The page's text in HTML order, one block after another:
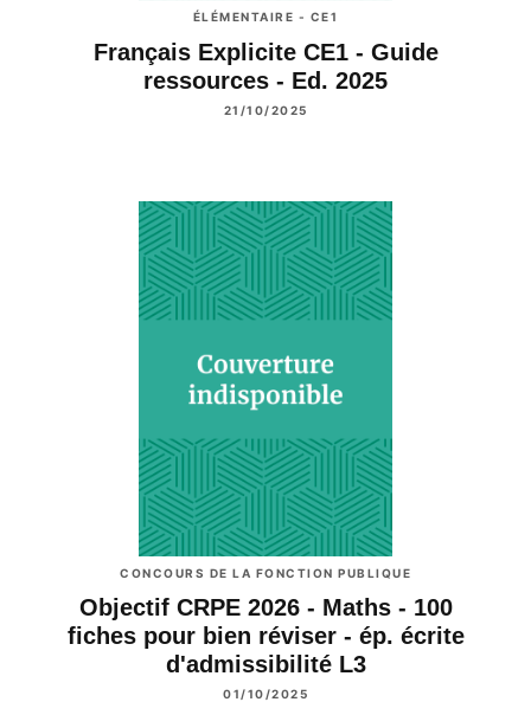
ÉLÉMENTAIRE - CE1
Français Explicite CE1 - Guide
ressources - Ed. 2025
21/10/2025
CONCOURS DE LA FONCTION PUBLIQUE
Objectif CRPE 2026 - Maths - 100
fiches pour bien réviser - ép. écrite
d'admissibilité L3
01/10/2025